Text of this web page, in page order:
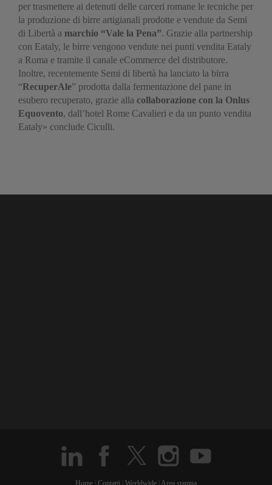
per trasmettere ai detenuti delle carceri romane le tecniche per
la produzione di birre artigianali prodotte e vendute da Semi
di Libertà a marchio “Vale la Pena”. Grazie alla partnership
con Eataly, le birre vengono vendute nei punti vendita Eataly
a Roma e tramite il canale eCommerce del distributore.
Inoltre, recentemente Semi di libertà ha lanciato la birra
“RecuperAle” prodotta dalla fermentazione del pane in
esubero recuperato, grazie alla collaborazione con la Onlus
Equovento, dall’hotel Rome Cavalieri e da un punto vendita
Eataly» conclude Ciculli.
Home Contatti Worldwide Area stampa